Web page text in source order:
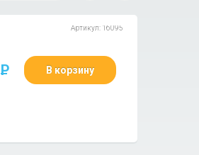
Артикул: 16095
P В корзину